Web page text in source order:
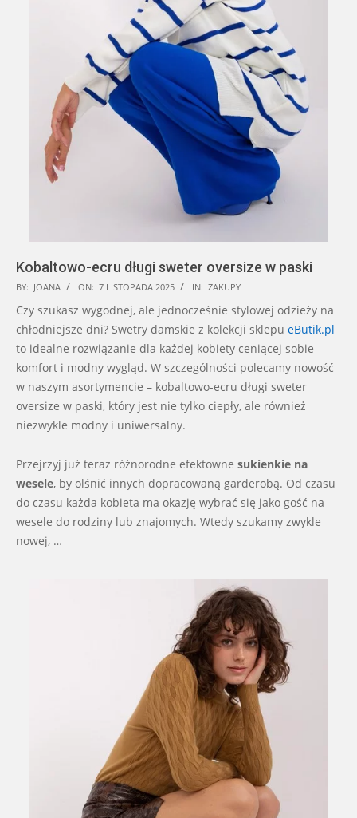
Kobaltowo-ecru długi sweter oversize w paski
2025-
11-
07
BY: JOANA ON: 7 LISTOPADA 2025 IN: ZAKUPY
Czy szukasz wygodnej, ale jednocześnie stylowej odzieży na
chłodniejsze dni? Swetry damskie z kolekcji sklepu eButik.pl
to idealne rozwiązanie dla każdej kobiety ceniącej sobie
komfort i modny wygląd. W szczególności polecamy nowość
w naszym asortymencie – kobaltowo-ecru długi sweter
oversize w paski, który jest nie tylko ciepły, ale również
niezwykle modny i uniwersalny.
Przejrzyj już teraz różnorodne efektowne sukienkie na
wesele, by olśnić innych dopracowaną garderobą. Od czasu
do czasu każda kobieta ma okazję wybrać się jako gość na
wesele do rodziny lub znajomych. Wtedy szukamy zwykle
nowej, …